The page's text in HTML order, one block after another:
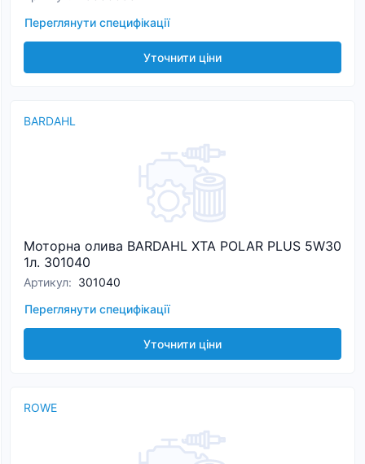
Переглянути специфікації
Уточнити ціни
BARDAHL
Моторна олива BARDAHL XTA POLAR PLUS 5W30
1л. 301040
Артикул: 301040
Переглянути специфікації
Уточнити ціни
ROWE